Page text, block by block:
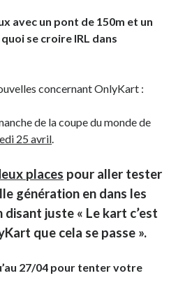
avec un pont de 150m et un
se croire IRL dans
concernant OnlyKart :
de la coupe du monde de
25 avril.
places pour aller tester
génération en dans les
juste « Le kart c’est
que cela se passe ».
27/04 pour tenter votre